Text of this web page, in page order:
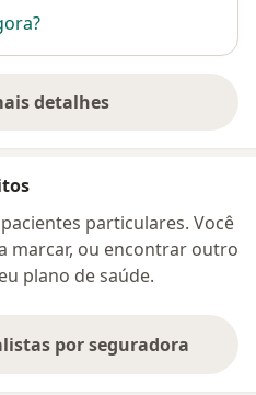
detalhes
sobre o endereço
particulares. Você
marcar, ou encontrar outro
plano de saúde.
por seguradora